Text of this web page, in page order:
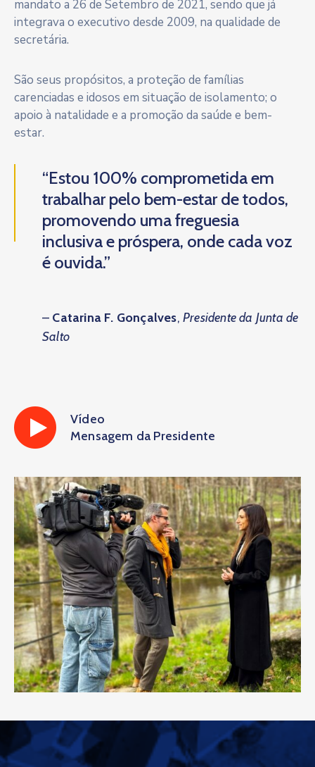
mandato a 26 de Setembro de 2021, sendo que já
integrava o executivo desde 2009, na qualidade de
secretária.
São seus propósitos, a proteção de famílias
carenciadas e idosos em situação de isolamento; o
apoio à natalidade e a promoção da saúde e bem-
estar.
“Estou 100% comprometida em
trabalhar pelo bem-estar de todos,
promovendo uma freguesia
inclusiva e próspera, onde cada voz
é ouvida.”
– Catarina F. Gonçalves, Presidente da Junta de
Salto
Vídeo
Mensagem da Presidente